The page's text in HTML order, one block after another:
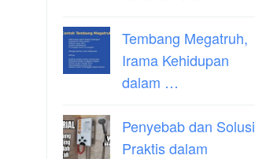
Tembang Megatruh,
Irama Kehidupan
dalam …
Penyebab dan Solusi
Praktis dalam